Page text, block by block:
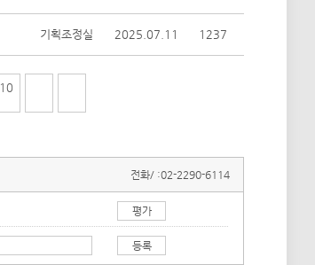
기획조정실 2025.07.11 1237
10
전화/ :02-2290-6114